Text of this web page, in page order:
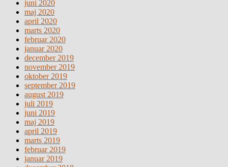
juni 2020
maj 2020
april 2020
marts 2020
februar 2020
januar 2020
december 2019
november 2019
oktober 2019
september 2019
august 2019
juli 2019
juni 2019
maj 2019
april 2019
marts 2019
februar 2019
januar 2019